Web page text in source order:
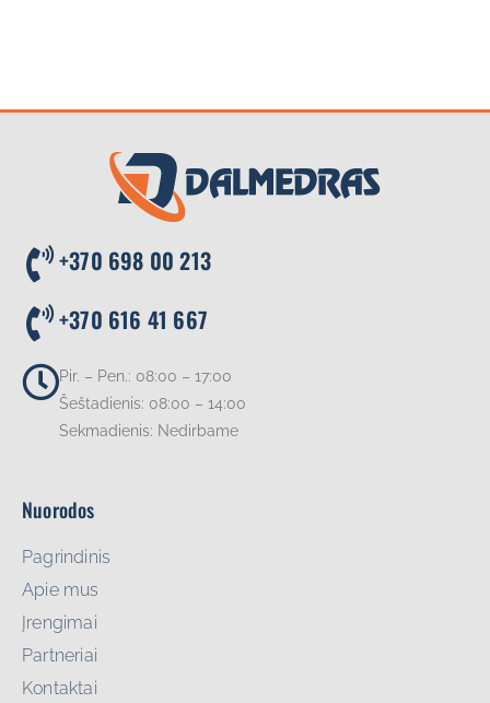
+370 698 00 213
+370 616 41 667
Pir. – Pen.: 08:00 – 17:00
Šeštadienis: 08:00 – 14:00
Sekmadienis: Nedirbame
Nuorodos
Pagrindinis
Apie mus
Įrengimai
Partneriai
Kontaktai